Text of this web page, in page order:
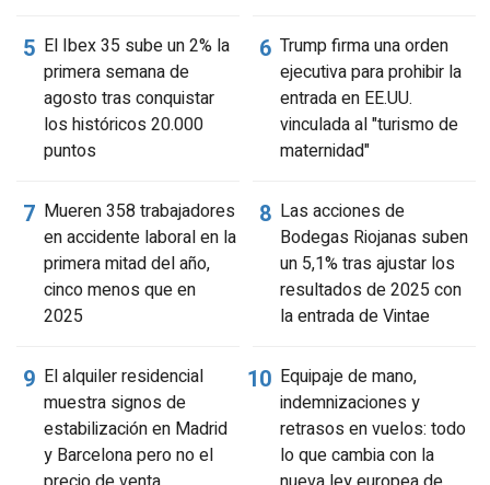
El Ibex 35 sube un 2% la
primera semana de
agosto tras conquistar
los históricos 20.000
puntos
Trump firma una orden
ejecutiva para prohibir la
entrada en EE.UU.
vinculada al "turismo de
maternidad"
Mueren 358 trabajadores
en accidente laboral en la
primera mitad del año,
cinco menos que en
2025
Las acciones de
Bodegas Riojanas suben
un 5,1% tras ajustar los
resultados de 2025 con
la entrada de Vintae
El alquiler residencial
muestra signos de
estabilización en Madrid
y Barcelona pero no el
Equipaje de mano,
indemnizaciones y
retrasos en vuelos: todo
lo que cambia con la